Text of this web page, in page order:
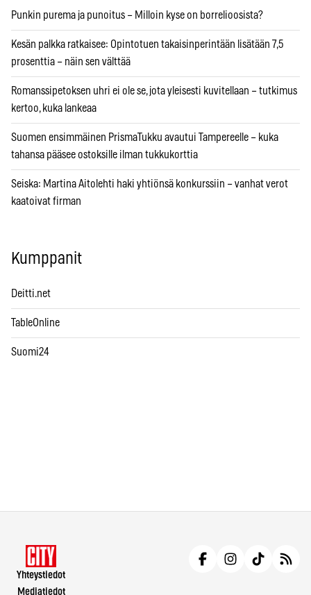
Punkin purema ja punoitus – Milloin kyse on borrelioosista?
Kesän palkka ratkaisee: Opintotuen takaisinperintään lisätään 7,5
prosenttia – näin sen välttää
Romanssipetoksen uhri ei ole se, jota yleisesti kuvitellaan – tutkimus
kertoo, kuka lankeaa
Suomen ensimmäinen PrismaTukku avautui Tampereelle – kuka
tahansa pääsee ostoksille ilman tukkukorttia
Seiska: Martina Aitolehti haki yhtiönsä konkurssiin – vanhat verot
kaatoivat firman
Kumppanit
Deitti.net
TableOnline
Suomi24
Yhteystiedot
Mediatiedot